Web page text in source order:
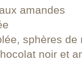
amandes
sphères
noir et